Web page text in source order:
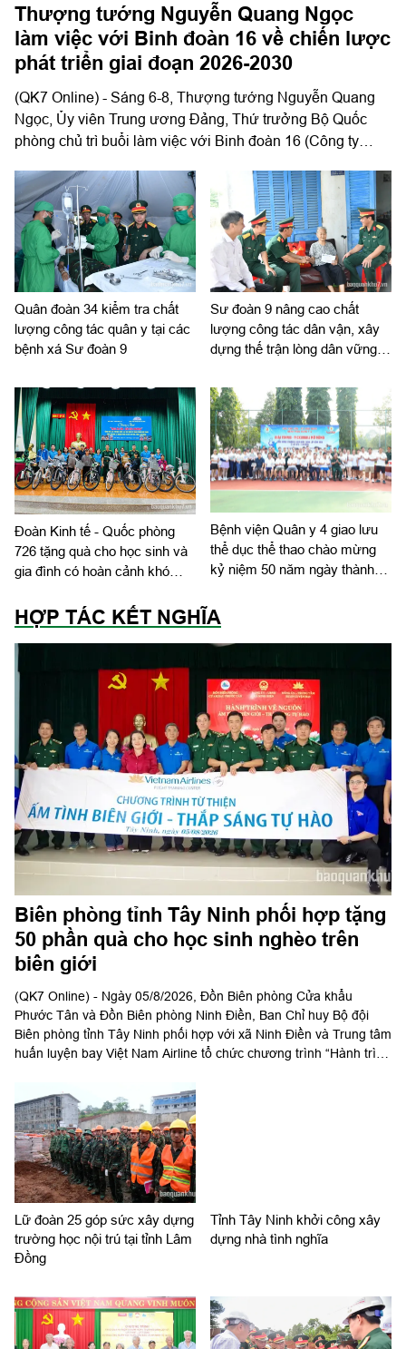
Thượng tướng Nguyễn Quang Ngọc
làm việc với Binh đoàn 16 về chiến lược
phát triển giai đoạn 2026-2030
(QK7 Online) - Sáng 6-8, Thượng tướng Nguyễn Quang
Ngọc, Ủy viên Trung ương Đảng, Thứ trưởng Bộ Quốc
phòng chủ trì buổi làm việc với Binh đoàn 16 (Công ty
2030; tổ chức, cơ cấu lại doanh nghiệp.
Quân đoàn 34 kiểm tra chất
lượng công tác quân y tại các
bệnh xá Sư đoàn 9
Sư đoàn 9 nâng cao chất
lượng công tác dân vận, xây
dựng thế trận lòng dân vững
Đoàn Kinh tế - Quốc phòng
726 tặng quà cho học sinh và
gia đình có hoàn cảnh khó
Bệnh viện Quân y 4 giao lưu
thể dục thể thao chào mừng
kỷ niệm 50 năm ngày thành
HỢP TÁC KẾT NGHĨA
Biên phòng tỉnh Tây Ninh phối hợp tặng
50 phần quà cho học sinh nghèo trên
biên giới
(QK7 Online) - Ngày 05/8/2026, Đồn Biên phòng Cửa khẩu
Phước Tân và Đồn Biên phòng Ninh Điền, Ban Chỉ huy Bộ đội
Biên phòng tỉnh Tây Ninh phối hợp với xã Ninh Điền và Trung tâm
huấn luyện bay Việt Nam Airline tổ chức chương trình “Hành trình
Lữ đoàn 25 góp sức xây dựng
trường học nội trú tại tỉnh Lâm
Đồng
Tỉnh Tây Ninh khởi công xây
dựng nhà tình nghĩa